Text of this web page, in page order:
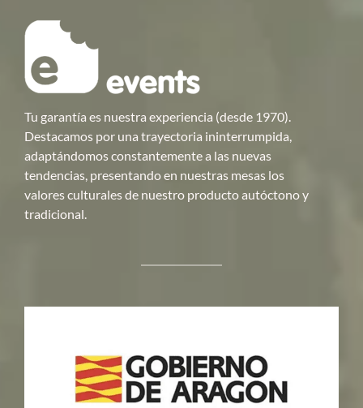
Tu garantía es nuestra experiencia (desde 1970).
Destacamos por una trayectoria ininterrumpida,
adaptándomos constantemente a las nuevas
tendencias, presentando en nuestras mesas los
valores culturales de nuestro producto autóctono y
tradicional.